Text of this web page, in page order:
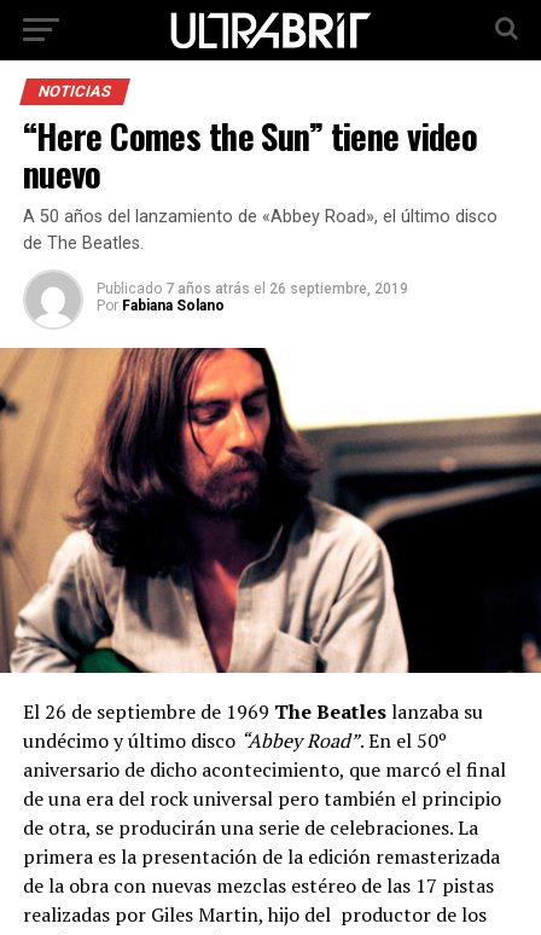
NOTICIAS
“Here Comes the Sun” tiene video
nuevo
A 50 años del lanzamiento de «Abbey Road», el último disco
de The Beatles.
Publicado 7 años atrás el 26 septiembre, 2019
Por Fabiana Solano
El 26 de septiembre de 1969 The Beatleslanzaba su
undécimo y último disco “Abbey Road”. En el 50º
aniversario de dicho acontecimiento, que marcó el final
de una era del rock universal pero también el principio
de otra, se producirán una serie de celebraciones. La
primera es la presentación de la edición remasterizada
de la obra con nuevas mezclas estéreo de las 17 pistas
realizadas por Giles Martin, hijo del productor de los